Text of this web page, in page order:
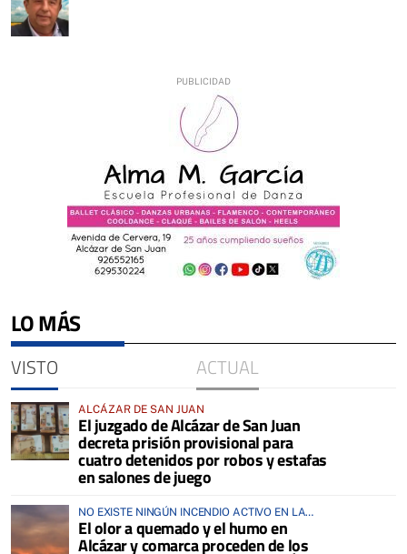
LO MÁS
VISTO ACTUAL
ALCÁZAR DE SAN JUAN
El juzgado de Alcázar de San Juan
decreta prisión provisional para
cuatro detenidos por robos y estafas
en salones de juego
NO EXISTE NINGÚN INCENDIO ACTIVO EN LA
COMARCA
El olor a quemado y el humo en
Alcázar y comarca proceden de los